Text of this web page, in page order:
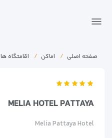
صفحه اصلی اماکن اقامتگاه ها
MELIA HOTEL PATTAYA
Melia Pattaya Hotel